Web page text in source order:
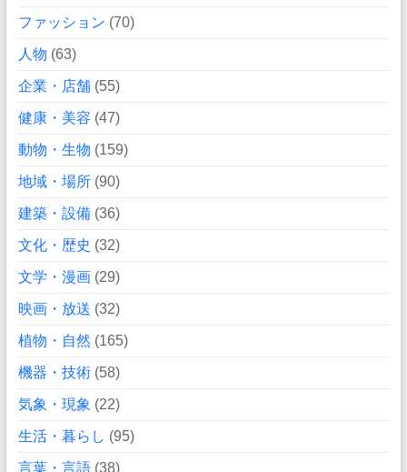
ファッション (70)
人物 (63)
企業・店舗(55)
健康・美容 (47)
動物・生物 (159)
地域・場所(90)
建築・設備(36)
文化・歴史 (32)
文学・漫画(29)
映画・放送 (32)
植物・自然 (165)
機器・技術(58)
気象・現象 (22)
生活・暮らし (95)
言葉・言語(38)